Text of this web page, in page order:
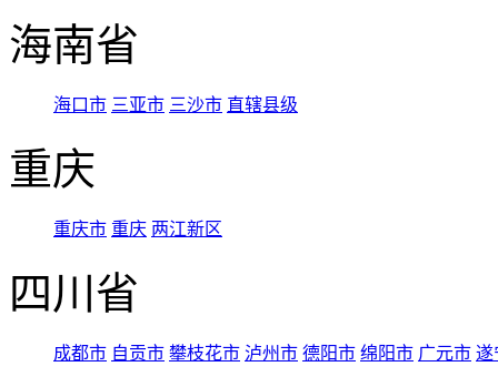
海南省
海口市 三亚市 三沙市 直辖县级
重庆
重庆市 重庆 两江新区
四川省
成都市 自贡市 攀枝花市 泸州市 德阳市 绵阳市 广元市 遂